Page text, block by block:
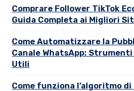
Comprare Follower TikTok
Guida Completa ai Migliori
Come Automatizzare la
Canale WhatsApp:
Utili
Come funziona l’algoritmo